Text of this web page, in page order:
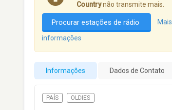
Countrynão transmite mais.
Procurar estações de rádio Mais
informações
Informações Dados de Contato
PAÍS OLDIES